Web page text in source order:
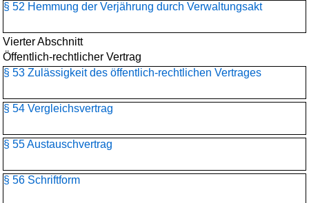
§ 52 Hemmung der Verjährung durch Verwaltungsakt
Vierter Abschnitt
Öffentlich-rechtlicher Vertrag
§ 53 Zulässigkeit des öffentlich-rechtlichen Vertrages
§ 54 Vergleichsvertrag
§ 55 Austauschvertrag
§ 56 Schriftform